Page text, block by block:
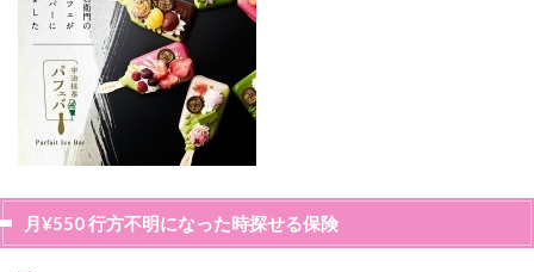
月¥550 行方不明になった時探せる保険